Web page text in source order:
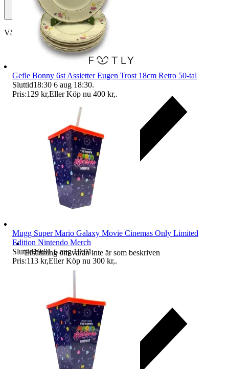
Välj till köparskydd
Ersättning om varan inte är som beskriven
Gefle Bonny 6st Assietter Eugen Trost 18cm Retro 50-tal
Sluttid18:30 6 aug 18:30.
Pris:129 kr,Eller Köp nu 400 kr,.
Mugg Super Mario Galaxy Movie Cinemas Only Limited
Edition Nintendo Merch
Sluttid19:01 6 aug 19:01.
Pris:113 kr,Eller Köp nu 300 kr,.